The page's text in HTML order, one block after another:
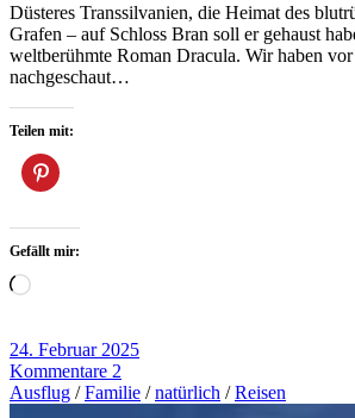
Düsteres Transsilvanien, die Heimat des
Grafen – auf Schloss Bran soll er gehaust
weltberühmte Roman Dracula. Wir haben
nachgeschaut…
Teilen mit:
Gefällt mir:
Wird
24. Februar 2025
Kommentare 2
Ausflug /Familie /natürlich /Reisen